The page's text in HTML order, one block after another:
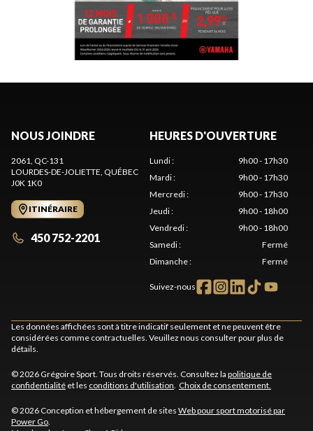
NOUS JOINDRE
2061, QC-131
LOURDES-DE-JOLIETTE, QUÉBEC
J0K 1K0
ITINÉRAIRE
450 752-2201
HEURES D'OUVERTURE
Lundi:
9h00 - 17h30
Mardi:
9h00 - 17h30
Mercredi:
9h00 - 17h30
Jeudi:
9h00 - 18h00
Vendredi:
9h00 - 18h00
Samedi:
Fermé
Dimanche: Fermé
Suivez-nous
Les données affichées sont à titre indicatif seulement et ne peuvent être
considérées comme contractuelles. Veuillez nous consulter pour plus de
détails.
© 2026 Grégoire Sport. Tous droits réservés. Consultez la politique de
confidentialité et les conditions d'utilisation. Choix de consentement.
© 2026 Conception et hébergement de sites Web pour sport motorisé par
Power Go.